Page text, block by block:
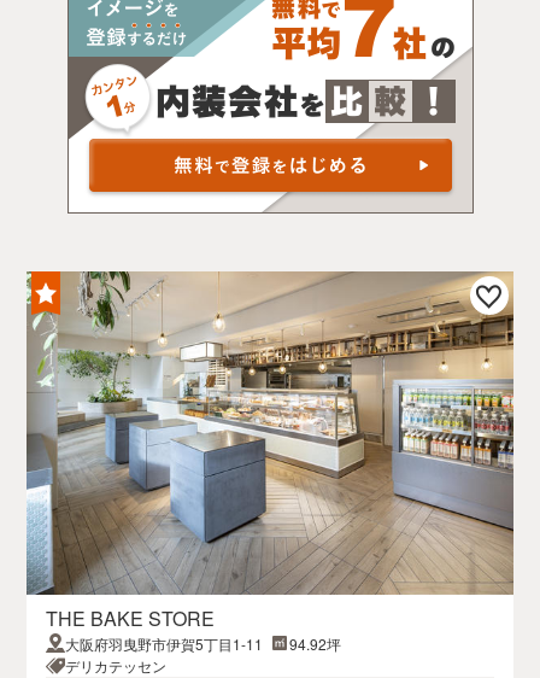
THE BAKE STORE
大阪府羽曳野市伊賀5丁目1-11
94.92坪
デリカテッセン